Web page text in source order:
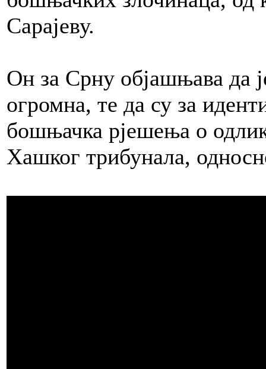
Сарајеву.
Он за Срну објашњава да
огромна, те да су за
бошњачка рјешења о
Хашког трибунала,